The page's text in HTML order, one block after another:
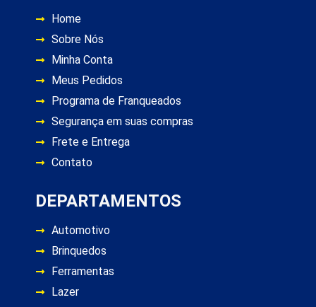
Home
Sobre Nós
Minha Conta
Meus Pedidos
Programa de Franqueados
Segurança em suas compras
Frete e Entrega
Contato
DEPARTAMENTOS
Automotivo
Brinquedos
Ferramentas
Lazer